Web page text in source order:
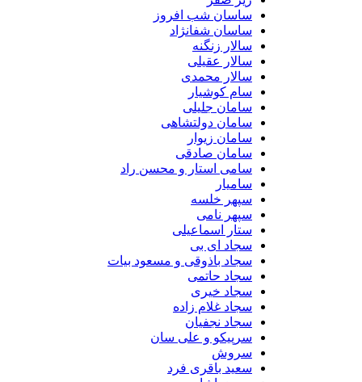
ساسان شب افروز
ساسان شفانژاد
سالار زنگنه
سالار عقیلی
سالار محمدی
سام کوشیار
سامان جلیلی
سامان دولتشاهی
سامان زیوار
سامان صادقی
سامی استار و محسن راد
سامیار
سپهر خلسه
سپهر نامی
ستار اسماعیلی
سجاد ای بی
سجاد باذوقی و مسعود بیات
سجاد حاتمی
سجاد خیری
سجاد غلام زاده
سجاد نجفیان
سرپیکو و علی سان
سروش
سعید باقری فرد